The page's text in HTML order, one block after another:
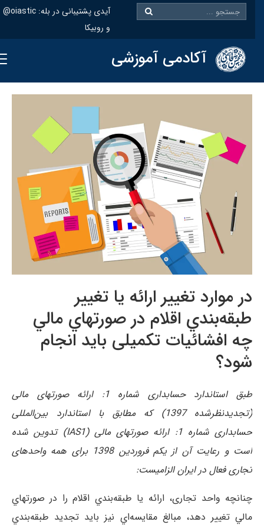
@oiastic :آیدی پشتیبانی در بله
و روبیکا
آکادمی آموزشی
در موارد تغییر ارائه يا تغییر
طبقه‌بندي اقلام در صورتهاي مالي
چه افشائیات تکمیلی باید انجام
شود؟
طبق استاندارد حسابداری شماره 1: ارائه صورتهای مالی
(تجدیدنظرشده 1397) که مطابق با استاندارد بین‌المللی
حسابداری شماره 1: ارائه صورتهای مالی (IAS1) تدوین شده
است و رعایت آن از یکم فروردین 1398 برای همه واحدهای
تجاری فعال در ایران الزامیست:
چنانچه واحد تجاری، ارائه يا طبقه‌بندي اقلام را در صورتهاي
مالي تغییر دهد، مبالغ مقايسه‌اي نیز باید تجدید طبقه‌بندي